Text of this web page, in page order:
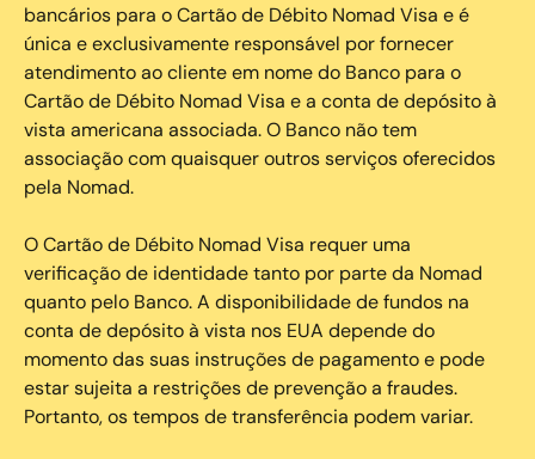
bancários para o Cartão de Débito Nomad Visa e é
única e exclusivamente responsável por fornecer
atendimento ao cliente em nome do Banco para o
Cartão de Débito Nomad Visa e a conta de depósito à
vista americana associada. O Banco não tem
associação com quaisquer outros serviços oferecidos
pela Nomad.
O Cartão de Débito Nomad Visa requer uma
verificação de identidade tanto por parte da Nomad
quanto pelo Banco. A disponibilidade de fundos na
conta de depósito à vista nos EUA depende do
momento das suas instruções de pagamento e pode
estar sujeita a restrições de prevenção a fraudes.
Portanto, os tempos de transferência podem variar.